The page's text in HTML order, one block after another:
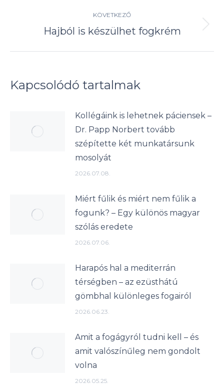
KÖVETKEZŐ
Következő
Hajból is készülhet fogkrém
Kapcsolódó tartalmak
Kollégáink is lehetnek páciensek –
Dr. Papp Norbert tovább
szépítette két munkatársunk
mosolyát
2026.07.08.
Miért fűlik és miért nem fűlik a
fogunk? – Egy különös magyar
szólás eredete
2026.07.06.
Harapós hal a mediterrán
térségben – az ezüsthátú
gömbhal különleges fogairól
2026.06.23.
Amit a fogágyról tudni kell – és
amit valószínűleg nem gondolt
volna
2026.05.25.